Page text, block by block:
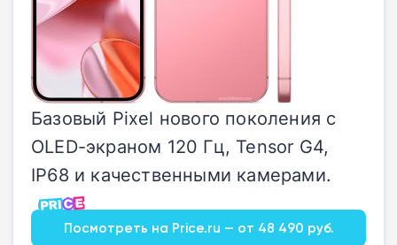
Базовый Pixel нового поколения с
OLED-экраном 120 Гц, Tensor G4,
IP68 и качественными камерами.
Посмотреть на Price.ru — от 48 490 руб.